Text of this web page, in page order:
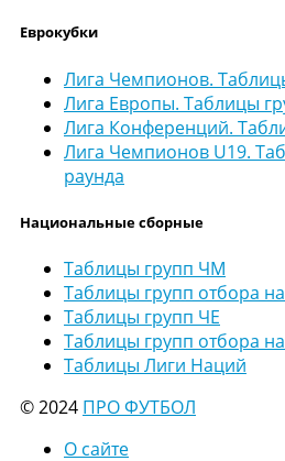
Еврокубки
Лига Чемпионов.
Лига Европы. Таблицы
Лига Конференций.
Лига Чемпионов U19.
раунда
Национальные сборные
Таблицы групп ЧМ
Таблицы групп отбора
Таблицы групп ЧЕ
Таблицы групп отбора
Таблицы Лиги Наций
© 2024 ПРО ФУТБОЛ
О сайте